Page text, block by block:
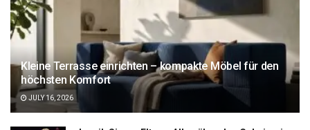
Kleine Terrasse einrichten – kompakte Möbel für den
höchsten Komfort
JULY 16, 2026